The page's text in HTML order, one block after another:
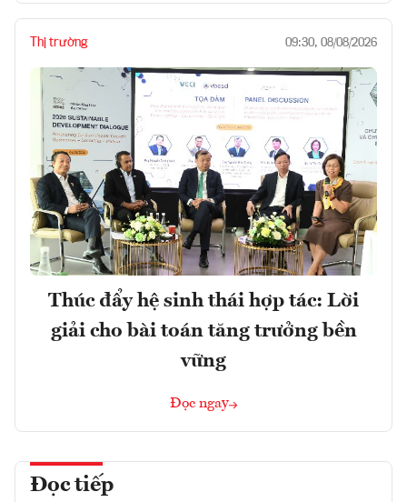
Thị trường 09:30, 08/08/2026
Thúc đẩy hệ sinh thái hợp tác: Lời
giải cho bài toán tăng trưởng bền
vững
Đọc ngay
Đọc tiếp